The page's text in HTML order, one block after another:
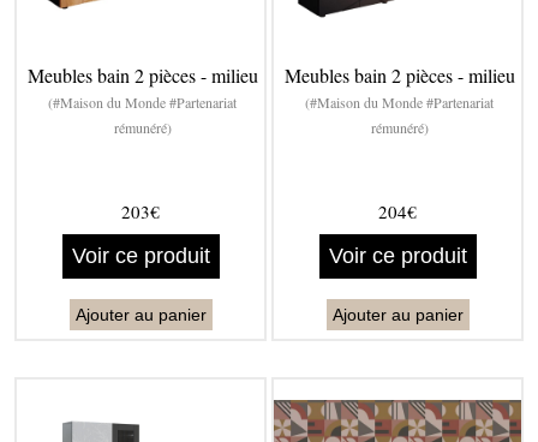
Meubles bain 2 pièces - milieu
(#Maison du Monde #Partenariat
rémunéré)
203€
Voir ce produit
Ajouter au panier
Meubles bain 2 pièces - milieu
(#Maison du Monde #Partenariat
rémunéré)
204€
Voir ce produit
Ajouter au panier